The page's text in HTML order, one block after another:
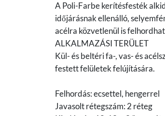
A Poli-Farbe kerítésfesték
időjárásnak ellenálló,
acélra közvetlenül is
ALKALMAZÁSI TERÜLET
Kül- és beltéri fa-, vas- és
festett felületek felújítására.
Felhordás: ecsettel, hengerrel
Javasolt rétegszám: 2 réteg